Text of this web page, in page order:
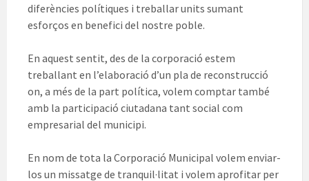
diferències polítiques i treballar units sumant
esforços en benefici del nostre poble.
En aquest sentit, des de la corporació estem
treballant en l’elaboració d’un pla de reconstrucció
on, a més de la part política, volem comptar també
amb la participació ciutadana tant social com
empresarial del municipi.
En nom de tota la Corporació Municipal volem enviar-
los un missatge de tranquil·litat i volem aprofitar per